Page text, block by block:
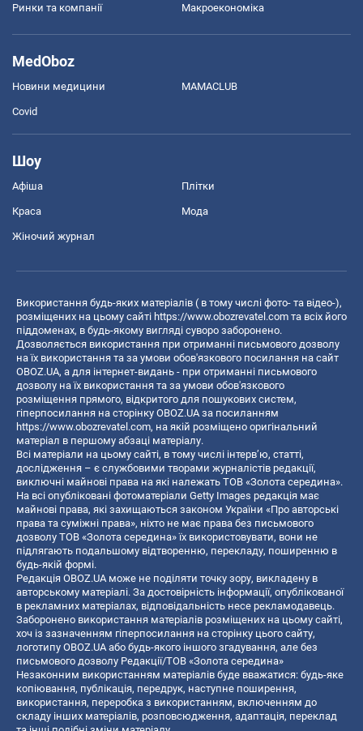
Ринки та компанії Макроекономіка
MedOboz
Новини медицини MAMACLUB
Covid
Шоу
Афіша Плітки
Краса Мода
Жіночий журнал
Використання будь-яких матеріалів ( в тому числі фото- та відео-),
розміщених на цьому сайті https://www.obozrevatel.com та всіх його
піддоменах, в будь-якому вигляді суворо заборонено.
Дозволяється використання при отриманні письмового дозволу
на їх використання та за умови обов'язкового посилання на сайт
OBOZ.UA, а для інтернет-видань - при отриманні письмового
дозволу на їх використання та за умови обов'язкового
розміщення прямого, відкритого для пошукових систем,
гіперпосилання на сторінку OBOZ.UA за посиланням
https://www.obozrevatel.com, на якій розміщено оригінальний
матеріал в першому абзаці матеріалу.
Всі матеріали на цьому сайті, в тому числі інтерв’ю, статті,
дослідження – є службовими творами журналістів редакції,
виключні майнові права на які належать ТОВ «Золота середина».
На всі опубліковані фотоматеріали Getty Images редакція має
майнові права, які захищаються законом України «Про авторські
права та суміжні права», ніхто не має права без письмового
дозволу ТОВ «Золота середина» їх використовувати, вони не
підлягають подальшому відтворенню, перекладу, поширенню в
будь-якій формі.
Редакція OBOZ.UA може не поділяти точку зору, викладену в
авторському матеріалі. За достовірність інформації, опублікованої
в рекламних матеріалах, відповідальність несе рекламодавець.
Заборонено використання матеріалів розміщених на цьому сайті,
хоч із зазначенням гіперпосилання на сторінку цього сайту,
логотипу OBOZ.UA або будь-якого іншого згадування, але без
письмового дозволу Редакції/ТОВ «Золота середина»
Незаконним використанням матеріалів буде вважатися: будь-яке
копiювання, публiкацiя, передрук, наступне поширення,
використання, переробка з використанням, включенням до
складу інших матеріалів, розповсюдження, адаптація, переклад